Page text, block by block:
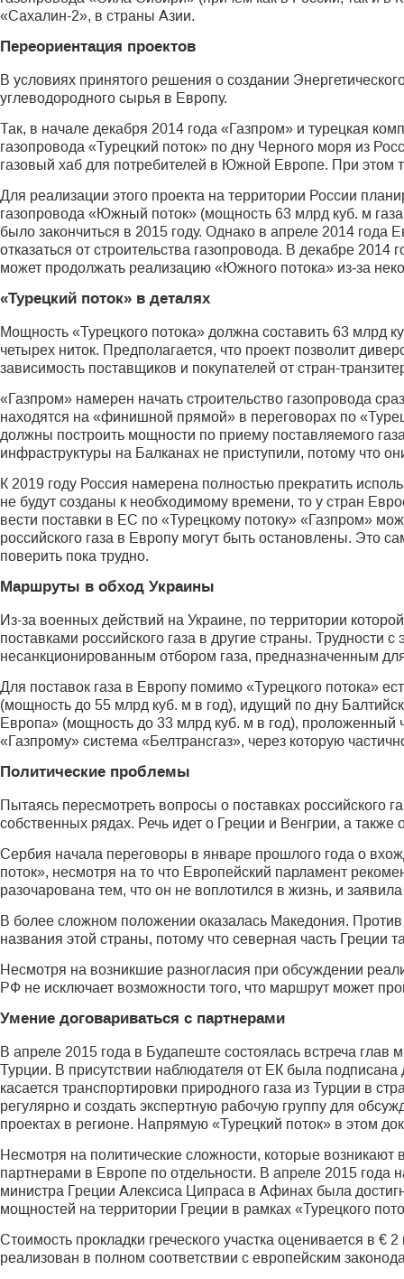
«Сахалин-2», в страны Азии.
Переориентация проектов
В условиях принятого решения о создании
углеводородного сырья в Европу.
Так, в начале декабря 2014 года «Газпром» и турецкая
газопровода «Турецкий поток» по дну Черного моря из
газовый хаб для потребителей в Южной Европе. При этом
Для реализации этого проекта на территории России
газопровода «Южный поток» (мощность 63 млрд куб. м
было закончиться в 2015 году. Однако в апреле 2014
отказаться от строительства газопровода. В декабре
может продолжать реализацию «Южного потока» из‑за
«Турецкий поток» в деталях
Мощность «Турецкого потока» должна составить 63 млрд
четырех ниток. Предполагается, что проект позволит
зависимость поставщиков и покупателей от стран-
«Газпром» намерен начать строительство газопровода
находятся на «финишной прямой» в переговорах по
должны построить мощности по приему поставляемого
инфраструктуры на Балканах не приступили, потому что
К 2019 году Россия намерена полностью прекратить
не будут созданы к необходимому времени, то у стран
вести поставки в ЕС по «Турецкому потоку» «Газпром»
российского газа в Европу могут быть остановлены. Это
поверить пока трудно.
Маршруты в обход Украины
Из-за военных действий на Украине, по территории
поставками российского газа в другие страны.
несанкционированным отбором газа, предназначенным
Для поставок газа в Европу помимо «Турецкого потока»
(мощность до 55 млрд куб. м в год), идущий по дну
Европа» (мощность до 33 млрд куб. м в год),
«Газпрому» система «Белтрансгаз», через которую
Политические проблемы
Пытаясь пересмотреть вопросы о поставках российского
собственных рядах. Речь идет о Греции и Венгрии, а
Сербия начала переговоры в январе прошлого года о
поток», несмотря на то что Европейский парламент
разочарована тем, что он не воплотился в жизнь, и
В более сложном положении оказалась Македония.
названия этой страны, потому что северная часть Греции
Несмотря на возникшие разногласия при обсуждении
РФ не исключает возможности того, что маршрут может
Умение договариваться с партнерами
В апреле 2015 года в Будапеште состоялась встреча
Турции. В присутствии наблюдателя от ЕК была подписана
касается транспортировки природного газа из Турции в
регулярно и создать экспертную рабочую группу для
проектах в регионе. Напрямую «Турецкий поток» в этом
Несмотря на политические сложности, которые
партнерами в Европе по отдельности. В апреле 2015 года
министра Греции Алексиса Ципраса в Афинах была
мощностей на территории Греции в рамках «Турецкого
Стоимость прокладки греческого участка оценивается в €
реализован в полном соответствии с европейским